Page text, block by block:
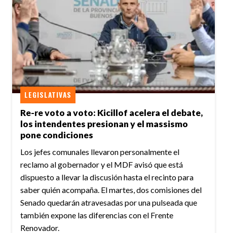
Re-re voto a voto: Kicillof acelera el debate,
los intendentes presionan y el massismo
pone condiciones
LEGISLATIVAS
Los jefes comunales llevaron personalmente el
reclamo al gobernador y el MDF avisó que está
dispuesto a llevar la discusión hasta el recinto para
saber quién acompaña. El martes, dos comisiones del
Senado quedarán atravesadas por una pulseada que
también expone las diferencias con el Frente
Renovador.